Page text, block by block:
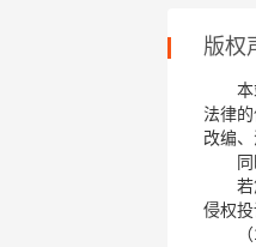
版权
法律
改编
侵权